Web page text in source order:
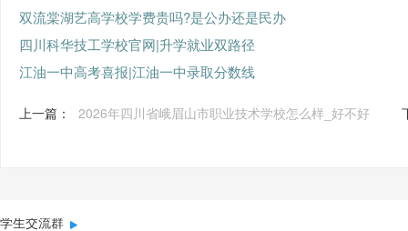
双流棠湖艺高学校学费贵吗?是公办还是民办
四川科华技工学校官网|升学就业双路径
江油一中高考喜报|江油一中录取分数线
上一篇： 2026年四川省峨眉山市职业技术学校怎么样_好不好
学生交流群